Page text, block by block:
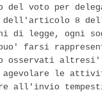
del voto per
dell'articolo 8
di legge, ogni
puo' farsi
osservati
le
all'invio